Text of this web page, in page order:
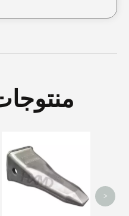
مزورة 205-70-
19570RCL
>